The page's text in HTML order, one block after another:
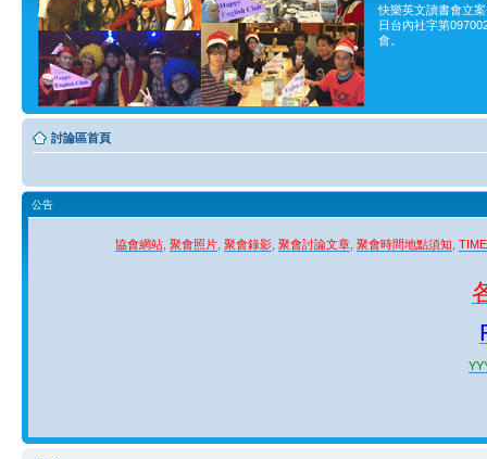
快樂英文讀書會立
日台內社字第
會。
討論區首頁
公告
協會網站 聚會照片 聚會錄影 聚會討論文章 聚會時間地點須知